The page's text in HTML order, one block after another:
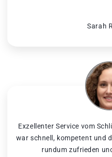
Sarah
Exzellenter Service vom
war schnell, kompetent und
rundum zufrieden